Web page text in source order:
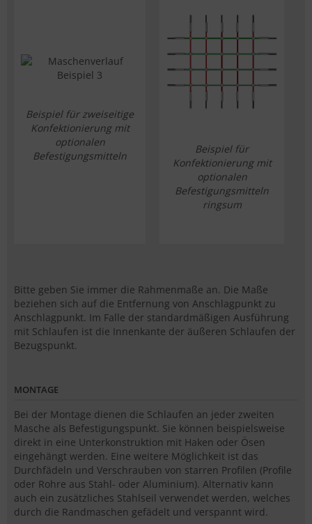
Beispiel für zweiseitige
Konfektionierung mit
optionalen
Befestigungsmitteln
Beispiel für
Konfektionierung mit
optionalen
Befestigungsmitteln
ringsum
Bitte geben Sie immer die Rahmenmaße an. Die Maße
beziehen sich auf die Entfernung von Anschlagpunkt zu
Anschlagpunkt. Im Falle der standardmäßigen Ausführung
mit Schlaufen ist die Innenkante der äußeren Schlaufen der
Bezugspunkt.
MONTAGE
Bei der Montage dienen die Schlaufen an jeder zweiten
Masche als Befestigungspunkt. Sie können beispielsweise
direkt in eine Unterkonstruktion mit Haken oder Ösen
eingehängt werden. Eine weitere Möglichkeit ist das
Durchfädeln und Verschrauben von starren Profilen (Profile
oder Rohre aus Stahl- oder Aluminium). Alternativ kann
auch ein zusätzliches Stahlseil verwendet werden, welches
durch die Randmaschen gefädelt und verspannt wird.